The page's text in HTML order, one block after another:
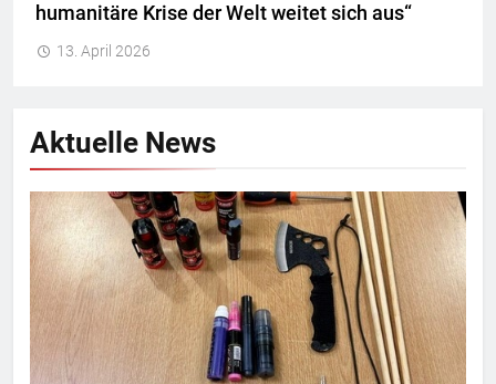
humanitäre Krise der Welt weitet sich aus“
13. April 2026
Aktuelle News